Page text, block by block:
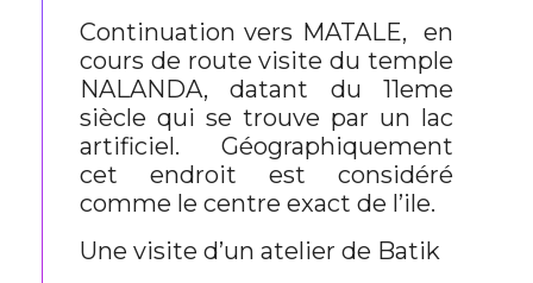
Continuation vers MATALE, en
cours de route visite du temple
NALANDA, datant du 11eme
siècle qui se trouve par un lac
artificiel. Géographiquement
cet endroit est considéré
comme le centre exact de l’ile.
Une visite d’un atelier de Batik